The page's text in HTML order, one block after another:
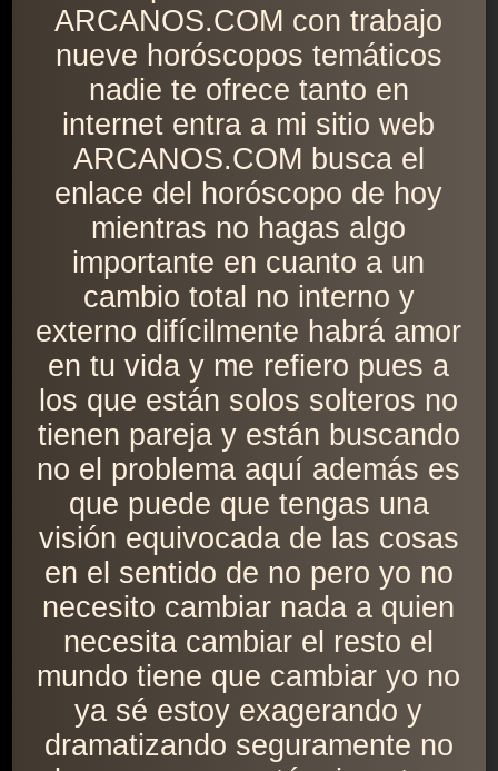
ARCANOS.COM con trabajo
nueve horóscopos temáticos
nadie te ofrece tanto en
internet entra a mi sitio web
ARCANOS.COM busca el
enlace del horóscopo de hoy
mientras no hagas algo
importante en cuanto a un
cambio total no interno y
externo difícilmente habrá amor
en tu vida y me refiero pues a
los que están solos solteros no
tienen pareja y están buscando
no el problema aquí además es
que puede que tengas una
visión equivocada de las cosas
en el sentido de no pero yo no
necesito cambiar nada a quien
necesita cambiar el resto el
mundo tiene que cambiar yo no
ya sé estoy exagerando y
dramatizando seguramente no